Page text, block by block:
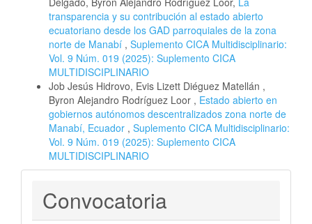
transparencia y su contribución al estado abierto
ecuatoriano desde los GAD parroquiales de la zona
norte de Manabí , Suplemento CICA Multidisciplinario:
Vol. 9 Núm. 019 (2025): Suplemento CICA
MULTIDISCIPLINARIO
Job Jesús Hidrovo, Evis Lizett Diéguez Matellán ,
Byron Alejandro Rodríguez Loor , Estado abierto en
gobiernos autónomos descentralizados zona norte de
Manabí, Ecuador , Suplemento CICA Multidisciplinario:
Vol. 9 Núm. 019 (2025): Suplemento CICA
MULTIDISCIPLINARIO
Convocatoria
Convocatoria